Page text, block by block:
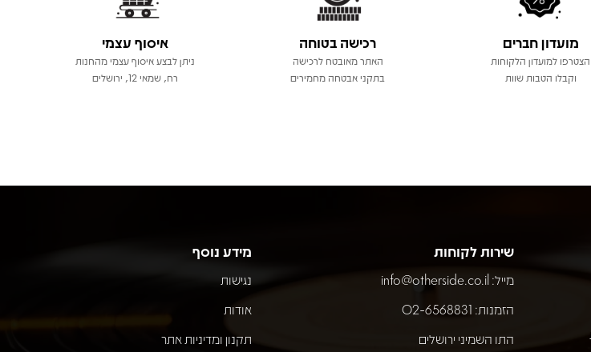
מועדון חברים
הצטרפו למועדון הלקוחות
וקבלו הטבות שוות
רכישה בטוחה
האתר מאובטח לרכישה
בתקני אבטחה מחמירים
איסוף עצמי
ניתן לבצע איסוף עצמי מהחנות
רח, שמאי 12, ירושלים
שירות לקוחות
מייל: info@otherside.co.il
הזמנות: 02-6568831
התו השמיני ירושלים
מידע נוסף
נגישות
אודות
תקנון ומדיניות אתר